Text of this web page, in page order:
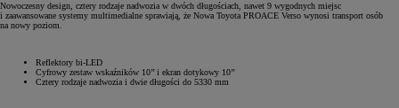
Nowoczesny design, cztery rodzaje nadwozia w dwóch długościach, nawet 9 wygodnych miejsc
i zaawansowane systemy multimedialne sprawiają, że Nowa Toyota PROACE Verso wynosi transport osób
na nowy poziom.
Reflektory bi-LED
Cyfrowy zestaw wskaźników 10’’ i ekran dotykowy 10’’
Cztery rodzaje nadwozia i dwie długości do 5330 mm